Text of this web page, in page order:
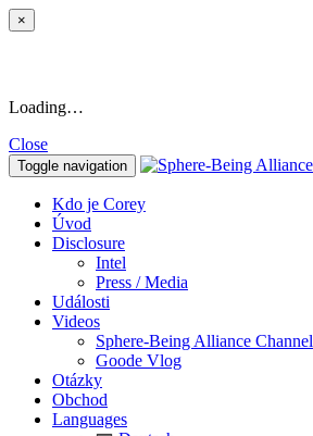
×
Loading…
Close
Toggle navigation
Kdo je Corey
Úvod
Disclosure
Intel
Press / Media
Události
Videos
Sphere-Being Alliance Channel
Goode Vlog
Otázky
Obchod
Languages